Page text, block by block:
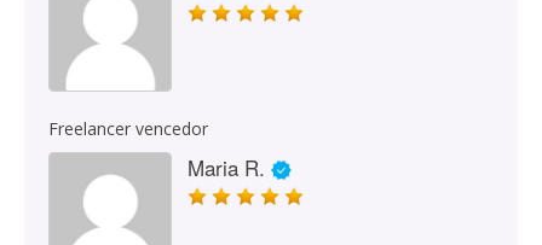
Freelancer vencedor
Maria R.